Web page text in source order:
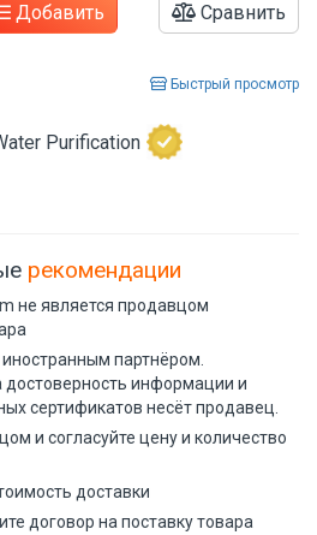
Добавить Сравнить
Быстрый просмотр
Purification
рекомендации
не является продавцом
партнёром.
достоверность информации и
сертификатов несёт продавец.
и согласуйте цену и количество
доставки
договор на поставку товара